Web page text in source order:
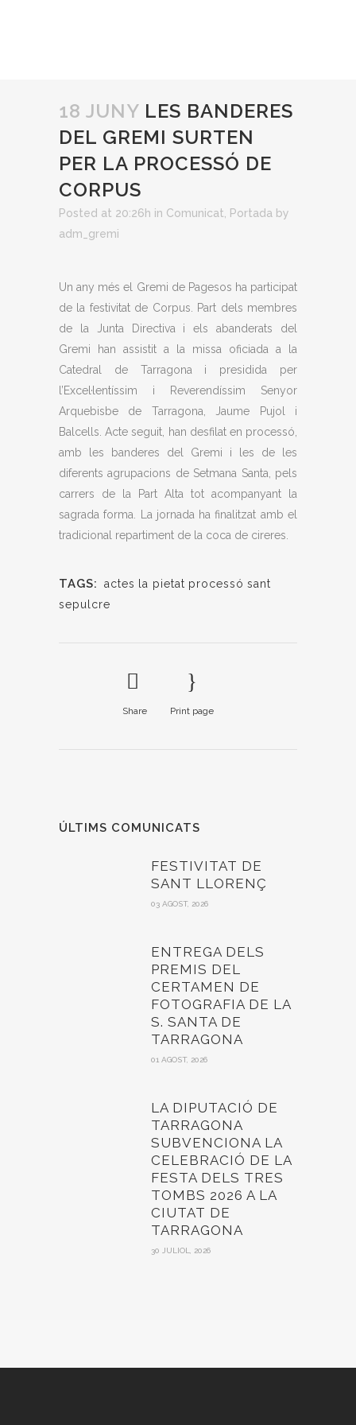
18 JUNY LES BANDERES
DEL GREMI SURTEN
PER LA PROCESSÓ DE
CORPUS
Posted at 20:26h in Comunicat Portada by
adm_gremi
Un any més el Gremi de Pagesos ha participat
de la festivitat de Corpus. Part dels membres
de la Junta Directiva i els abanderats del
Gremi han assistit a la missa oficiada a la
Catedral de Tarragona i presidida per
l’Excel·lentíssim i Reverendíssim Senyor
Arquebisbe de Tarragona, Jaume Pujol i
Balcells. Acte seguit, han desfilat en processó,
amb les banderes del Gremi i les de les
diferents agrupacions de Setmana Santa, pels
carrers de la Part Alta tot acompanyant la
sagrada forma. La jornada ha finalitzat amb el
tradicional repartiment de la coca de cireres.
TAGS: actes la pietat processó sant
sepulcre
Share Print page
ÚLTIMS COMUNICATS
FESTIVITAT DE
SANT LLORENÇ
03 AGOST, 2026
ENTREGA DELS
PREMIS DEL
CERTAMEN DE
FOTOGRAFIA DE LA
S. SANTA DE
TARRAGONA
01 AGOST, 2026
LA DIPUTACIÓ DE
TARRAGONA
SUBVENCIONA LA
CELEBRACIÓ DE LA
FESTA DELS TRES
TOMBS 2026 A LA
CIUTAT DE
TARRAGONA
30 JULIOL, 2026